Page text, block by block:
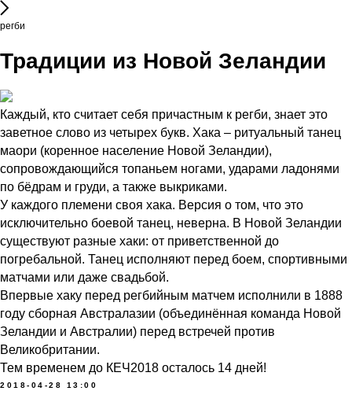
регби
Традиции из Новой Зеландии
Каждый, кто считает себя причастным к регби, знает это
заветное слово из четырех букв. Хака – ритуальный танец
маори (коренное население Новой Зеландии),
сопровождающийся топаньем ногами, ударами ладонями
по бёдрам и груди, а также выкриками.
У каждого племени своя хака. Версия о том, что это
исключительно боевой танец, неверна. В Новой Зеландии
существуют разные хаки: от приветственной до
погребальной. Танец исполняют перед боем, спортивными
матчами или даже свадьбой.
Впервые хаку перед регбийным матчем исполнили в 1888
году сборная Австралазии (объединённая команда Новой
Зеландии и Австралии) перед встречей против
Великобритании.
Тем временем до КЕЧ2018 осталось 14 дней!
2018-04-28 13:00